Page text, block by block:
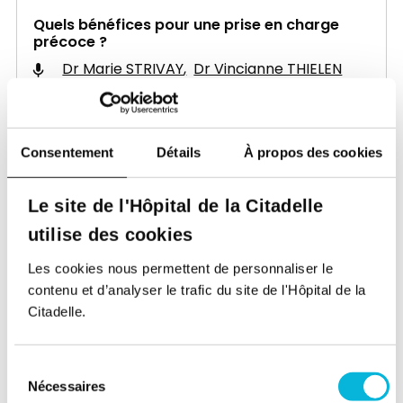
Consentement Détails À propos des cookies
Le site de l'Hôpital de la Citadelle
utilise des cookies
Les cookies nous permettent de personnaliser le
contenu et d’analyser le trafic du site de l'Hôpital de la
Citadelle.
Nécessaires
Quels bénéfices pour une prise en charge
précoce ?
Dr Marie STRIVAY Dr Vincianne THIELEN
Salle Cathédrale
19:30 - 19:45
Temps d’échanges et questions
Dr Marie STRIVAY
Dr Vincianne THIELEN
Salle Cathédrale
Orateurs